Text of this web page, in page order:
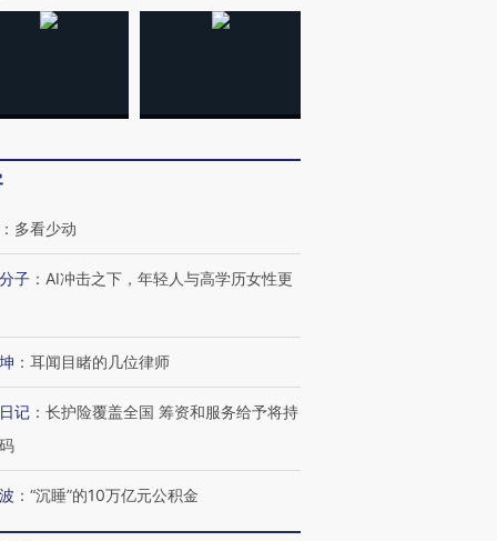
走私7万
四届链博
技“链”接产
【特别呈现】寻找100种
有意思的生活方式·第三对
住三大增长引擎是什么？
： 多看少动
子 ： AI冲击之下，年轻人与高学历女性更
： 耳闻目睹的几位律师
记 ： 长护险覆盖全国 筹资和服务给予将持
： “沉睡”的10万亿元公积金